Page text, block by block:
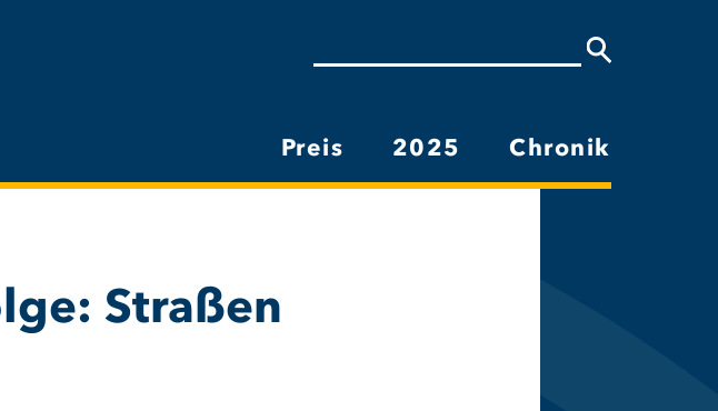
Hauptnavigation
Preis 2025 Chronik
Straßen